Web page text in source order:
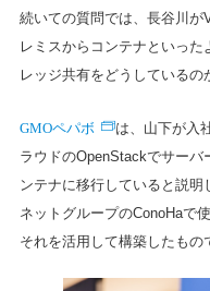
続いての質問では、長谷川
レミスからコンテナといっ
レッジ共有をどうしているの
GMOペパボ
は、山下が入
ラウドのOpenStackでサーバ
ンテナに移行していると説
ネットグループのConoHaで
それを活用して構築したもの